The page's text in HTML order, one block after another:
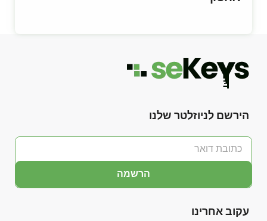
הירשם לניוזלטר שלנו
הרשמה
עקוב אחרינו